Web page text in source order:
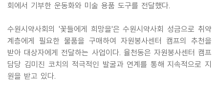
회에서 기부한 운동화와 미술 용품 도구를 전달했다.
수원시약사회의 '꽃들에게 희망을'은 수원시약사회 성금으로 취약
계층에게 필요한 물품을 구매하여 자원봉사센터 캠프의 추천을
받아 대상자에게 전달하는 사업이다. 율천동은 자원봉사센터 캠프
담당 김미진 코치의 적극적인 발굴과 연계를 통해 지속적으로 지
원을 받고 있다.